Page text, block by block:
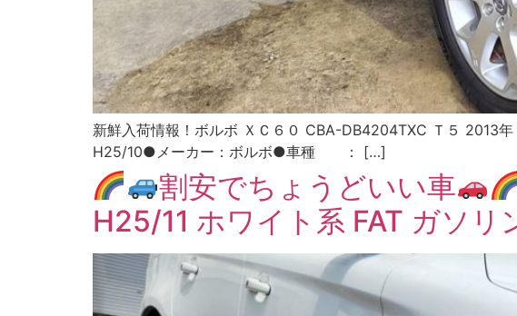
新鮮入荷情報！ボルボ ＸＣ６０ CBA-DB4204TXC Ｔ５
H25/10●メーカー：ボルボ●車種 ： […]
割安でちょうどいい車
H25/11 ホワイト系 FAT ガソリ